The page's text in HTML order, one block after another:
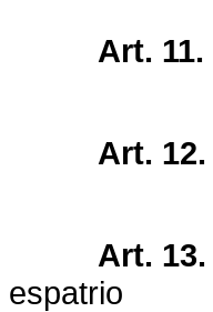
Art. 11.
Art. 12.
Art. 13.
espatrio